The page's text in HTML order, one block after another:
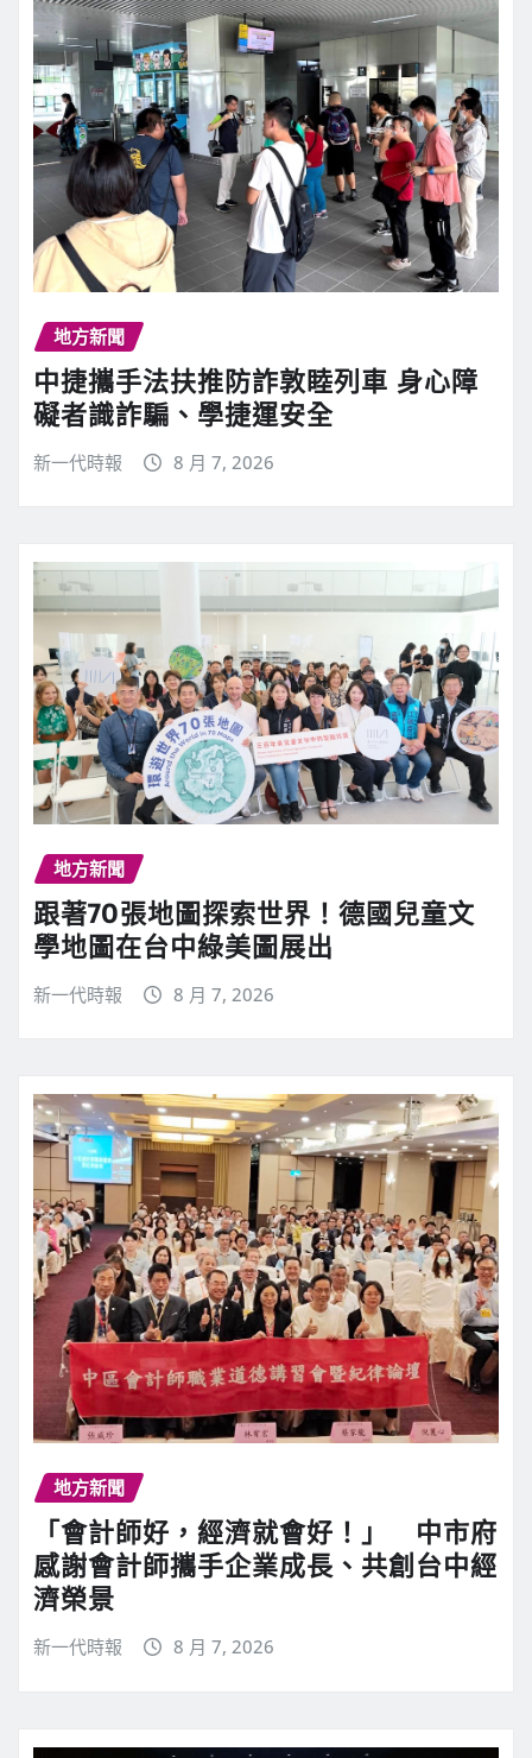
地方新聞
中捷攜手法扶推防詐敦睦列車 身心障
礙者識詐騙、學捷運安全
新一代時報 8 月 7, 2026
地方新聞
跟著70張地圖探索世界！德國兒童文
學地圖在台中綠美圖展出
新一代時報 8 月 7, 2026
地方新聞
「會計師好，經濟就會好！」 中市府
感謝會計師攜手企業成長、共創台中經
濟榮景
新一代時報 8 月 7, 2026